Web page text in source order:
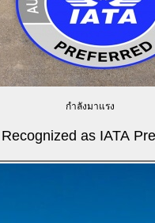
กำลังมาแรง
as IATA